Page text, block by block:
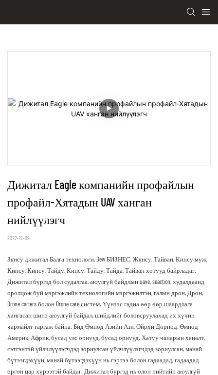
Дижитал Eagle компанийн профайлын
профайл-Хятадын UAV ханган
нийлүүлэгч
2022-12-09
Зянсу дижитал Балга технологи, Dew БИЗНЕС, Жянсу, Тайван, Кинсу муж,
Кинсу, Кинсу, Тайду, Кинсу, Тайду, Тайда, Тайван хотууд байрладаг.
Дижитал бүргэд бол судалгаа, аюулгүй байдлын uave, seaction, худалдаанд
оролцож буй мэргэжлийн технологийн мэргэжилтэн, галын дрон, Дрон,
Drone carters болон Drone care систем. Үүнээс гадна өөр өөр шаардлага
хангасан шинэ аюулгүй байдал, шийдлийг боловсруулахад их хүчин
чармайлт гаргаж байна. Бид Өмнөд Азийн Ази, Ойрхи Дорнод, Өмнөд
Америк, Африк, бусад улс орнууд, бусад орнууд. Хатуу чанарын хяналт,
сэтгэнтэй үйлчлүүлэгчдэд зориулсан үйлчлүүлэгчдэд зориулсан, манай
бүтээгдэхүүн, манай бүтээгдэхүүн нь гэртээ болон гадаадад, гадаадад
өргөн цар хүрээтэй байдаг. Дижитал бүргэд нь олон нийтийн аюулгүй